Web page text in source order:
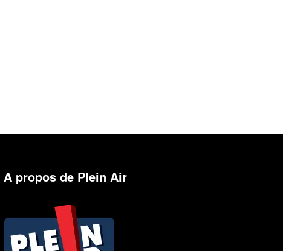
A propos de Plein Air